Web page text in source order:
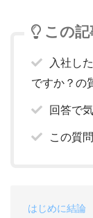
この
入社し
ですか？の
回答で
この質
はじめに結論